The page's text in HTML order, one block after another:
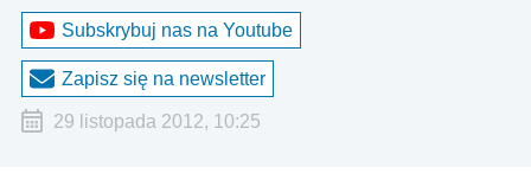
Subskrybuj nas na Youtube
Zapisz się na newsletter
29 listopada 2012, 10:25